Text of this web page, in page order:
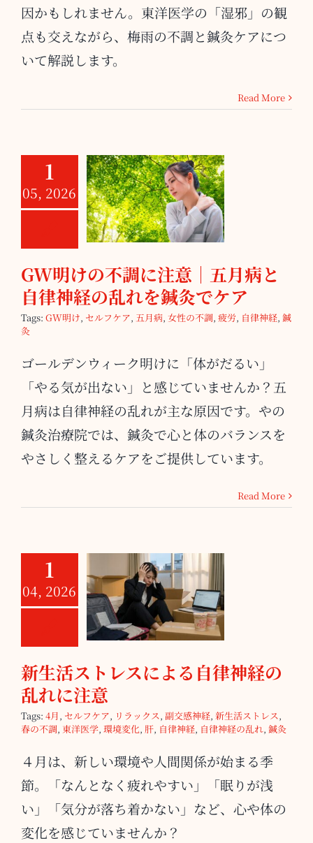
因かもしれません。東洋医学の「湿邪」の観
点も交えながら、梅雨の不調と鍼灸ケアにつ
いて解説します。
Read More
1
05, 2026
GW明けの不調
に注意｜五月病
と自律神経の乱
れを鍼灸でケア
GW明けの不調に注意｜五月病と
自律神経の乱れを鍼灸でケア
Tags: GW明け, セルフケア, 五月病, 女性の不調, 疲労, 自律神経, 鍼
灸
ゴールデンウィーク明けに「体がだるい」
「やる気が出ない」と感じていませんか？五
月病は自律神経の乱れが主な原因です。やの
鍼灸治療院では、鍼灸で心と体のバランスを
やさしく整えるケアをご提供しています。
Read More
1
04, 2026
新生活ストレス
による自律神経
の乱れに注意
新生活ストレスによる自律神経の
乱れに注意
Tags: 4月, セルフケア, リラックス, 副交感神経, 新生活ストレス,
春の不調, 東洋医学, 環境変化, 肝, 自律神経, 自律神経の乱れ, 鍼灸
４月は、新しい環境や人間関係が始まる季
節。「なんとなく疲れやすい」「眠りが浅
い」「気分が落ち着かない」など、心や体の
変化を感じていませんか？